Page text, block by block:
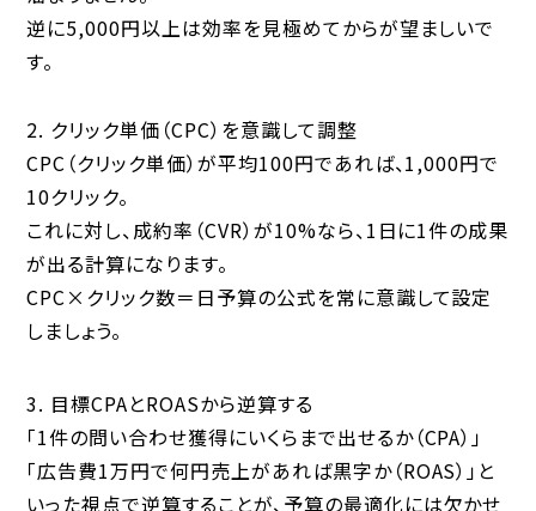
逆に5,000円以上は効率を見極めてからが望ましいで
す。
2. クリック単価（CPC）を意識して調整
CPC（クリック単価）が平均100円であれば、1,000円で
10クリック。
これに対し、成約率（CVR）が10%なら、1日に1件の成果
が出る計算になります。
CPC×クリック数＝日予算の公式を常に意識して設定
しましょう。
3. 目標CPAとROASから逆算する
「1件の問い合わせ獲得にいくらまで出せるか（CPA）」
「広告費1万円で何円売上があれば黒字か（ROAS）」と
いった視点で逆算することが、予算の最適化には欠かせ